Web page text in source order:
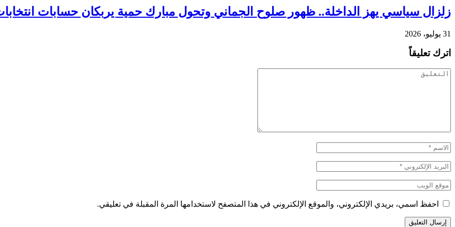
زلزال سياسي يهز الداخلة.. ظهور صلوح الجماني وتحول مبارك حمية يربكان حسابات انتخابات
31 يوليو، 2026
اترك تعليقاً
احفظ اسمي، بريدي الإلكتروني، والموقع الإلكتروني في هذا المتصفح لاستخدامها المرة المقبلة في تعليقي.